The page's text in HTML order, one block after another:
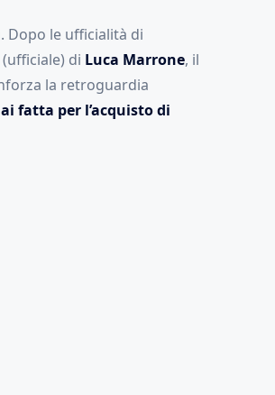
Dopo le ufficialità di
di Luca Marrone, il
la retroguardia
fatta per l’acquisto di